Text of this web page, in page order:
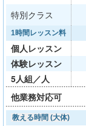
特別クラス
1時間レッスン料
個人レッスン
体験レッスン
5人組／人
他業務対応可
教える時間 (大体)